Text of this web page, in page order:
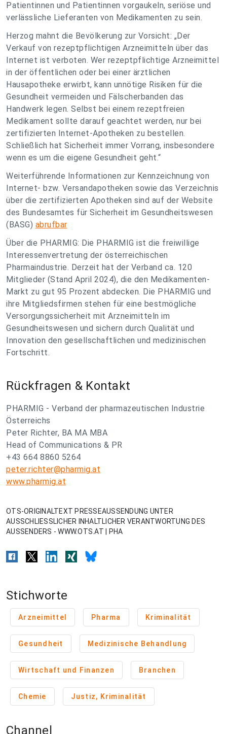
Patientinnen und Patientinnen vorgaukeln, seriöse und
verlässliche Lieferanten von Medikamenten zu sein.
Herzog mahnt die Bevölkerung zur Vorsicht: „Der
Verkauf von rezeptpflichtigen Arzneimitteln über das
Internet ist verboten. Wer rezeptpflichtige Arzneimittel
in der öffentlichen oder bei einer ärztlichen
Hausapotheke erwirbt, kann unnötige Risiken für die
Gesundheit vermeiden und Fälscherbanden das
Handwerk legen. Selbst bei einem rezeptfreien
Medikament sollte darauf geachtet werden, nur bei
zertifizierten Internet-Apotheken zu bestellen.
Schließlich hat Sicherheit immer Vorrang, insbesondere
wenn es um die eigene Gesundheit geht.“
Weiterführende Informationen zur Kennzeichnung von
Internet- bzw. Versandapotheken sowie das Verzeichnis
über die zertifizierten Apotheken sind auf der Website
des Bundesamtes für Sicherheit im Gesundheitswesen
(BASG) abrufbar
Über die PHARMIG: Die PHARMIG ist die freiwillige
Interessenvertretung der österreichischen
Pharmaindustrie. Derzeit hat der Verband ca. 120
Mitglieder (Stand April 2024), die den Medikamenten-
Markt zu gut 95 Prozent abdecken. Die PHARMIG und
ihre Mitgliedsfirmen stehen für eine bestmögliche
Versorgungssicherheit mit Arzneimitteln im
Gesundheitswesen und sichern durch Qualität und
Innovation den gesellschaftlichen und medizinischen
Fortschritt.
Rückfragen & Kontakt
PHARMIG - Verband der pharmazeutischen Industrie
Österreichs
Peter Richter, BA MA MBA
Head of Communications & PR
+43 664 8860 5264
peter.richter@pharmig.at
www.pharmig.at
OTS-ORIGINALTEXT PRESSEAUSSENDUNG UNTER
AUSSCHLIESSLICHER INHALTLICHER VERANTWORTUNG DES
AUSSENDERS - WWW.OTS.AT | PHA
Stichworte
Arzneimittel Pharma Kriminalität
Gesundheit Medizinische Behandlung
Wirtschaft und Finanzen Branchen
Chemie Justiz, Kriminalität
Channel